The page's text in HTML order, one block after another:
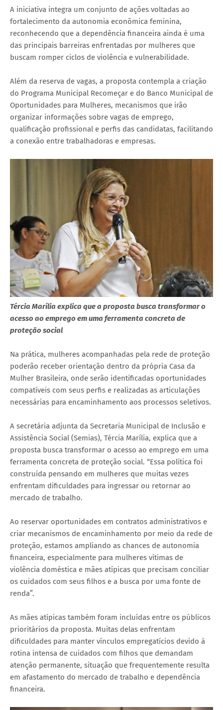
A iniciativa integra um conjunto de ações voltadas ao
fortalecimento da autonomia econômica feminina,
reconhecendo que a dependência financeira ainda é uma
das principais barreiras enfrentadas por mulheres que
buscam romper ciclos de violência e vulnerabilidade.
Além da reserva de vagas, a proposta contempla a criação
do Programa Municipal Recomeçar e do Banco Municipal de
Oportunidades para Mulheres, mecanismos que irão
organizar informações sobre vagas de emprego,
qualificação profissional e perfis das candidatas, facilitando
a conexão entre trabalhadoras e empresas.
Tércia Marília explica que a proposta busca transformar o
acesso ao emprego em uma ferramenta concreta de
proteção social
Na prática, mulheres acompanhadas pela rede de proteção
poderão receber orientação dentro da própria Casa da
Mulher Brasileira, onde serão identificadas oportunidades
compatíveis com seus perfis e realizadas as articulações
necessárias para encaminhamento aos processos seletivos.
A secretária adjunta da Secretaria Municipal de Inclusão e
Assistência Social (Semias), Tércia Marília, explica que a
proposta busca transformar o acesso ao emprego em uma
ferramenta concreta de proteção social. “Essa política foi
construída pensando em mulheres que muitas vezes
enfrentam dificuldades para ingressar ou retornar ao
mercado de trabalho.
Ao reservar oportunidades em contratos administrativos e
criar mecanismos de encaminhamento por meio da rede de
proteção, estamos ampliando as chances de autonomia
financeira, especialmente para mulheres vítimas de
violência doméstica e mães atípicas que precisam conciliar
os cuidados com seus filhos e a busca por uma fonte de
renda”.
As mães atípicas também foram incluídas entre os públicos
prioritários da proposta. Muitas delas enfrentam
dificuldades para manter vínculos empregatícios devido à
rotina intensa de cuidados com filhos que demandam
atenção permanente, situação que frequentemente resulta
em afastamento do mercado de trabalho e dependência
financeira.